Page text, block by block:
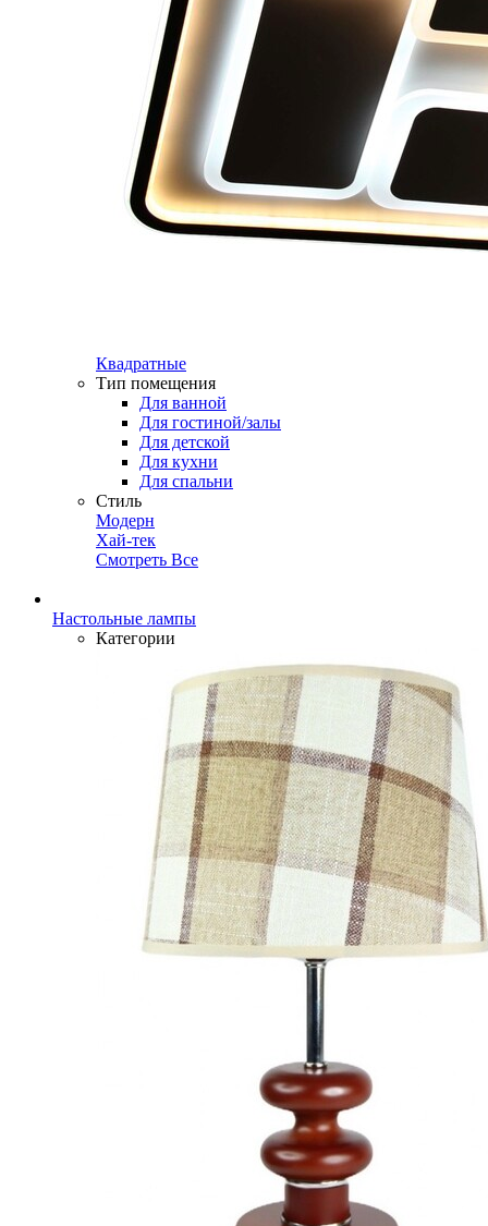
Квадратные
Тип помещения
Для ванной
Для гостиной/залы
Для детской
Для кухни
Для спальни
Стиль
Модерн
Хай-тек
Смотреть Все
Настольные лампы
Категории